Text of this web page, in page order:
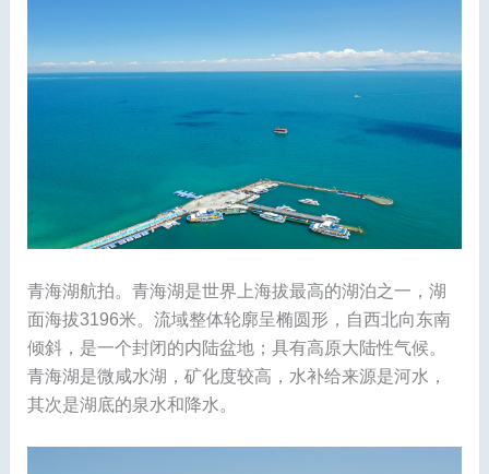
青海湖航拍。青海湖是世界上海拔最高的湖泊之一，湖
面海拔3196米。流域整体轮廓呈椭圆形，自西北向东南
倾斜，是一个封闭的内陆盆地；具有高原大陆性气候。
青海湖是微咸水湖，矿化度较高，水补给来源是河水，
其次是湖底的泉水和降水。